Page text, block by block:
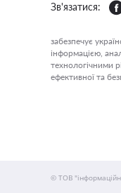
Зв'язатися:
забезпечує
інформацією,
технологічними
ефективної та
© ТОВ